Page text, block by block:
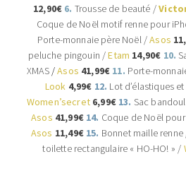
12,90€ 6. Trousse de beauté /
Coque de Noël motif renne pour
Porte-monnaie père Noël /Asos
peluche pingouin /Etam 14,90€ 10.
XMAS/Asos 41,99€ 11. Porte-
Look 4,99€ 12. Lot d’élastiques
Women’secret6,99€ 13. Sac
Asos 41,99€ 14. Coque de Noël
Asos 11,49€ 15. Bonnet maille renne
toilette rectangulaire « HO-HO! » /